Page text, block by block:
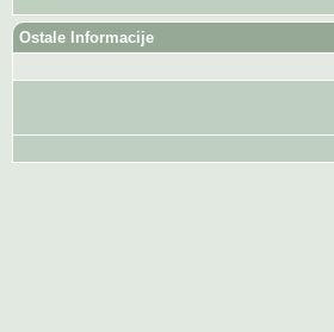
Ostale Informacije